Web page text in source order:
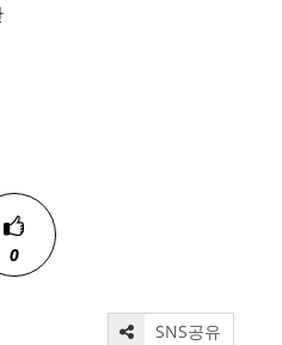
0
SNS공유